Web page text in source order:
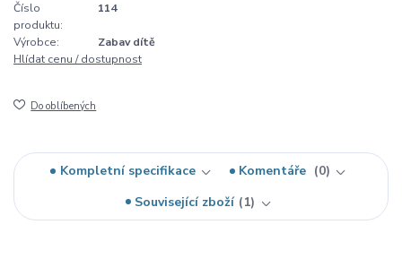
Číslo
produktu:
114
Výrobce:
Zabav dítě
Hlídat cenu / dostupnost
Do oblíbených
Kompletní specifikace Komentáře
0
Související zboží
1